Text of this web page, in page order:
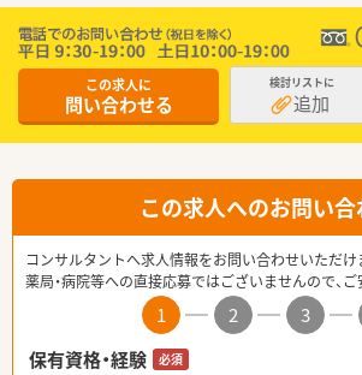
この求人に
問い合わせる
検討リストに
追加
この求人へのお問い合
コンサルタントへ求人情報をお問い合わせいただけ
薬局・病院等への直接応募ではございませんので、ご
1 2 3
保有資格・経験
必須